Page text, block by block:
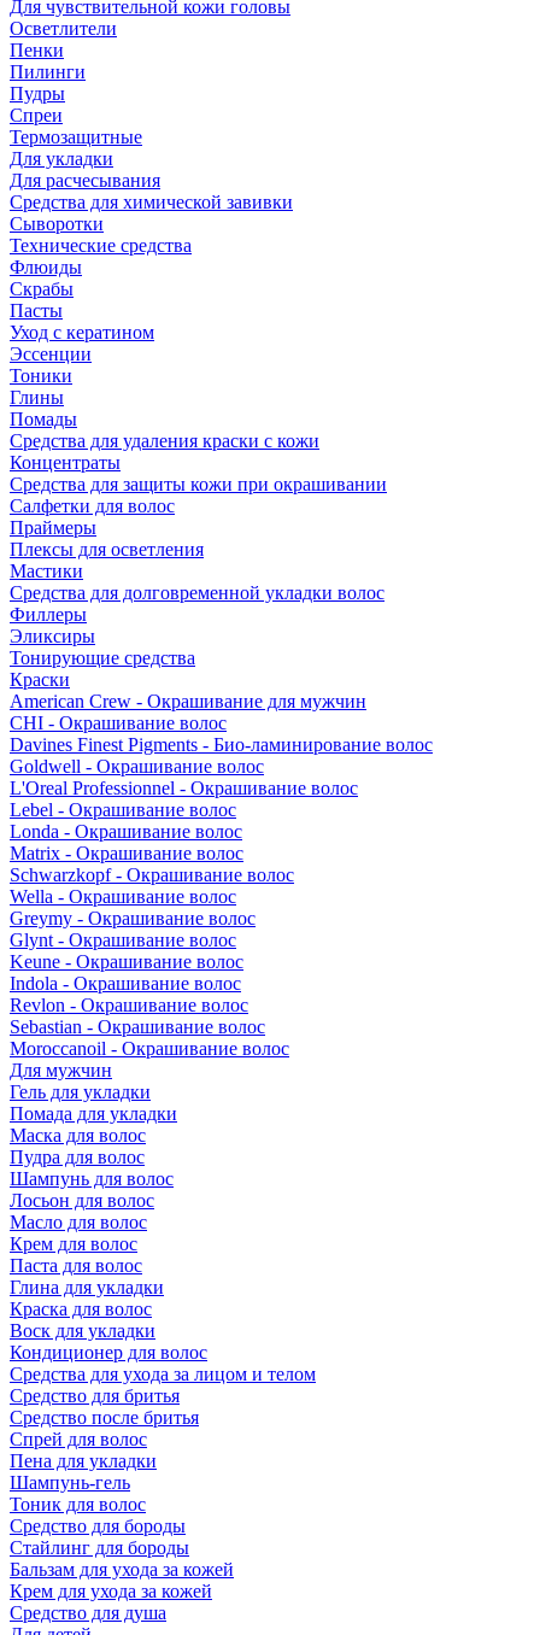
Для чувствительной кожи головы
Осветлители
Пенки
Пилинги
Пудры
Спреи
Термозащитные
Для укладки
Для расчесывания
Средства для химической завивки
Сыворотки
Технические средства
Флюиды
Скрабы
Пасты
Уход с кератином
Эссенции
Тоники
Глины
Помады
Средства для удаления краски с кожи
Концентраты
Средства для защиты кожи при окрашивании
Салфетки для волос
Праймеры
Плексы для осветления
Мастики
Средства для долговременной укладки волос
Филлеры
Эликсиры
Тонирующие средства
Краски
American Crew - Окрашивание для мужчин
CHI - Окрашивание волос
Davines Finest Pigments - Био-ламинирование волос
Goldwell - Окрашивание волос
L'Oreal Professionnel - Окрашивание волос
Lebel - Окрашивание волос
Londa - Окрашивание волос
Matrix - Окрашивание волос
Schwarzkopf - Окрашивание волос
Wella - Окрашивание волос
Greymy - Окрашивание волос
Glynt - Окрашивание волос
Keune - Окрашивание волос
Indola - Окрашивание волос
Revlon - Окрашивание волос
Sebastian - Окрашивание волос
Moroccanoil - Окрашивание волос
Для мужчин
Гель для укладки
Помада для укладки
Маска для волос
Пудра для волос
Шампунь для волос
Лосьон для волос
Масло для волос
Крем для волос
Паста для волос
Глина для укладки
Краска для волос
Воск для укладки
Кондиционер для волос
Средства для ухода за лицом и телом
Средство для бритья
Средство после бритья
Спрей для волос
Пена для укладки
Шампунь-гель
Тоник для волос
Средство для бороды
Стайлинг для бороды
Бальзам для ухода за кожей
Крем для ухода за кожей
Средство для душа